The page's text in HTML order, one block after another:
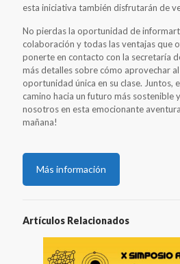
esta iniciativa también disfrutarán de
No pierdas la oportunidad de
colaboración y todas las ventajas que
ponerte en contacto con la secretaría
más detalles sobre cómo aprovechar
oportunidad única en su clase. Juntos,
camino hacia un futuro más sostenible
nosotros en esta emocionante
mañana!
Más información
Artículos Relacionados